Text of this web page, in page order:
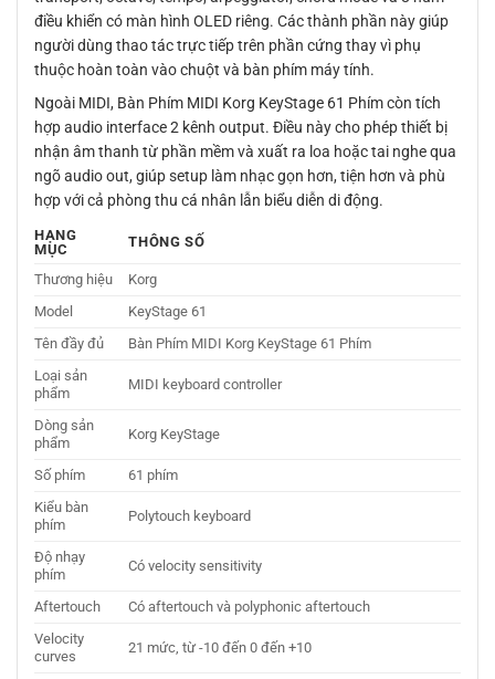
điều khiển có màn hình OLED riêng. Các thành phần này giúp
người dùng thao tác trực tiếp trên phần cứng thay vì phụ
thuộc hoàn toàn vào chuột và bàn phím máy tính.
Ngoài MIDI, Bàn Phím MIDI Korg KeyStage 61 Phím còn tích
hợp audio interface 2 kênh output. Điều này cho phép thiết bị
nhận âm thanh từ phần mềm và xuất ra loa hoặc tai nghe qua
ngõ audio out, giúp setup làm nhạc gọn hơn, tiện hơn và phù
hợp với cả phòng thu cá nhân lẫn biểu diễn di động.
HẠNG
MỤC
THÔNG SỐ
Thương hiệu
Korg
Model
KeyStage 61
Tên đầy đủ
Bàn Phím MIDI Korg KeyStage 61 Phím
Loại sản
phẩm
MIDI keyboard controller
Dòng sản
phẩm
Korg KeyStage
Số phím
61 phím
Kiểu bàn
phím
Polytouch keyboard
Độ nhạy
phím
Có velocity sensitivity
Aftertouch
Có aftertouch và polyphonic aftertouch
Velocity
curves
21 mức, từ -10 đến 0 đến +10